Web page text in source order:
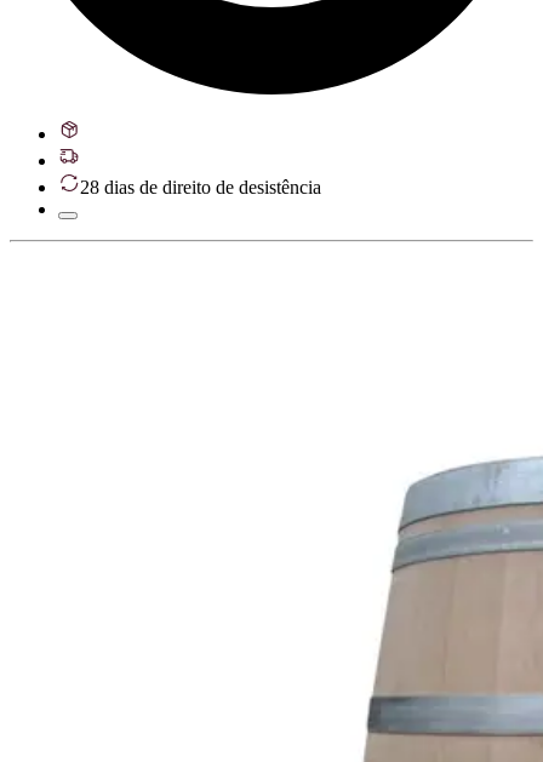
28 dias de direito de desistência